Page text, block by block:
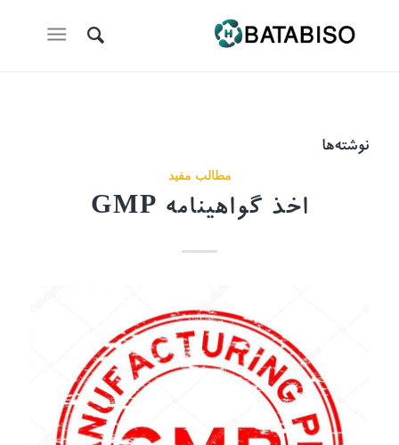
نوشته‌ها
مطالب مفید
اخذ گواهینامه GMP